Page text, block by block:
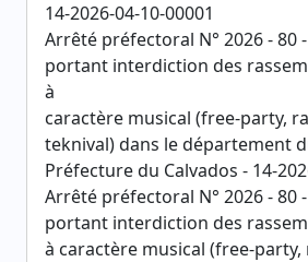
14-2026-04-10-00001
Arrêté préfectoral N° 2026 - 80 -
portant interdiction des
à
caractère musical (free-party,
teknival) dans le département
Préfecture du Calvados - 14-
Arrêté préfectoral N° 2026 - 80 -
portant interdiction des
à caractère musical (free-party,